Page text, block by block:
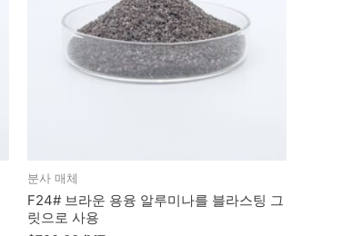
분사 매체
F24# 브라운 용융 알루미나를 블라스팅 그
릿으로 사용